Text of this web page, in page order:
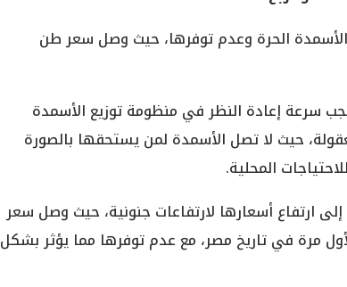
الأسمدة الحرة وعدم توفرها، حيث وصل سعر طن
سرعة إعادة النظر في منظومة توزيع الأسمدة
حيث لا تصل الأسمدة لمن يستحقها بالصورة
المحلية.
ارتفاع أسعارها لارتفاعات جنونية، حيث وصل سعر
اليوريا زنة ال50 كيلو إلى 850 جنيه لأول مرة في تاريخ مصر، مع عدم توفرها مما يؤثر بشكل